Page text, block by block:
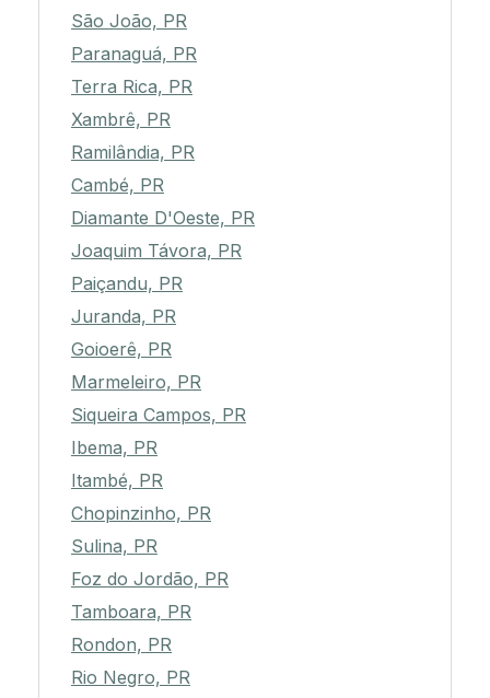
São João, PR
Paranaguá, PR
Terra Rica, PR
Xambrê, PR
Ramilândia, PR
Cambé, PR
Diamante D'Oeste, PR
Joaquim Távora, PR
Paiçandu, PR
Juranda, PR
Goioerê, PR
Marmeleiro, PR
Siqueira Campos, PR
Ibema, PR
Itambé, PR
Chopinzinho, PR
Sulina, PR
Foz do Jordão, PR
Tamboara, PR
Rondon, PR
Rio Negro, PR